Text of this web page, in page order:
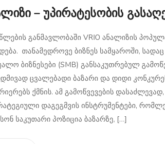
– უპირატესობის
განმავლობაში VRIO ანალიზის
თანამედროვე ბიზნეს სამყაროში, სადაც
ბიზნესები (SMB) განსაკუთრებულ
ცვალებადი ბაზარი და დიდი
ქმნის. ამ გამოწვევების
დაგეგმვის ინსტრუმენტები,
საკუთარი პოზიცია ბაზარზე, […]